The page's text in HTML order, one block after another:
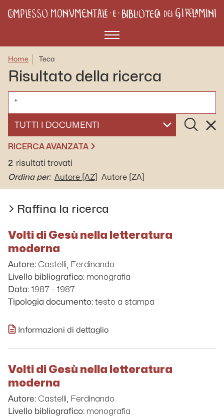
Menù
Home Teca
Risultato della ricerca
SELEZIONA UN DOCUMENTO
Cerca
RICERCA AVANZATA
2 risultati trovati
Ordina per: Autore [AZ] Autore [ZA]
Raffina la ricerca
Volti di Gesù nella letteratura
moderna
Autore: Castelli, Ferdinando
Livello bibliografico: monografia
Data: 1987 - 1987
Tipologia documento: testo a stampa
Informazioni di dettaglio
Volti di Gesù nella letteratura
moderna
Autore: Castelli, Ferdinando
Livello bibliografico: monografia